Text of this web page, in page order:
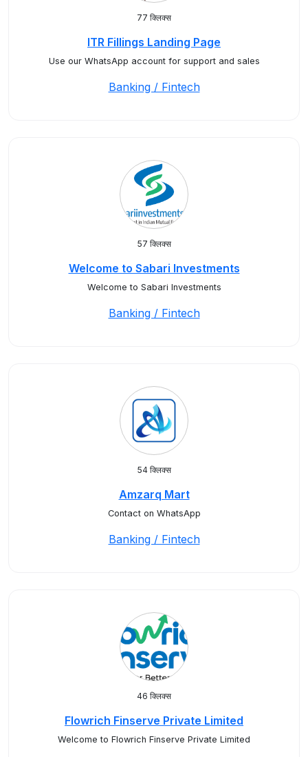
77 क्लिक्स
ITR Fillings Landing Page
Use our WhatsApp account for support and sales
Banking / Fintech
57 क्लिक्स
Welcome to Sabari Investments
Welcome to Sabari Investments
Banking / Fintech
54 क्लिक्स
Amzarq Mart
Contact on WhatsApp
Banking / Fintech
46 क्लिक्स
Flowrich Finserve Private Limited
Welcome to Flowrich Finserve Private Limited